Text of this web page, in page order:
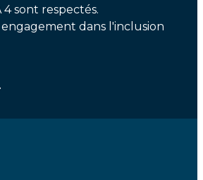
sont respectés.
dans l'inclusion